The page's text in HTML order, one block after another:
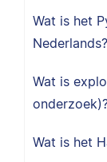
Wat is het
Nederlands?
Wat is
Wat is het